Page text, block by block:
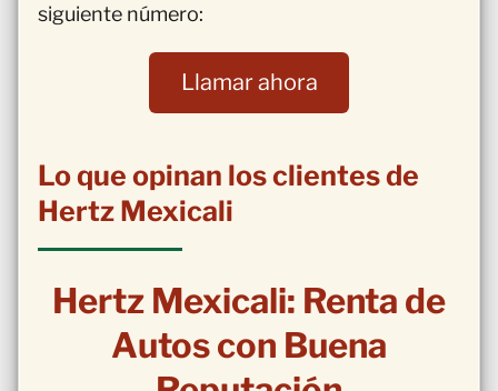
siguiente número:
Llamar ahora
Lo que opinan los clientes de
Hertz Mexicali
Hertz Mexicali: Renta de
Autos con Buena